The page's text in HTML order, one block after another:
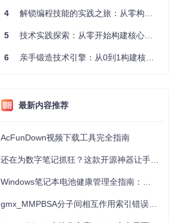
4 解锁编程技能的实践之旅：从零构建你的技术世界
5 技术实践探索：从零开始构建核心系统的实践指南
6 亲手锻造技术引擎：从0到1构建核心系统的实践指南
最新内容推荐
AcFunDown视频下载工具完全指南